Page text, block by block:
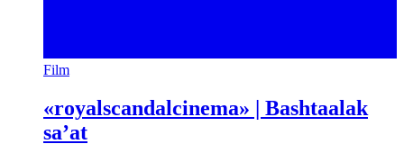
Film
«royalscandalcinema» | Bashtaalak
sa’at